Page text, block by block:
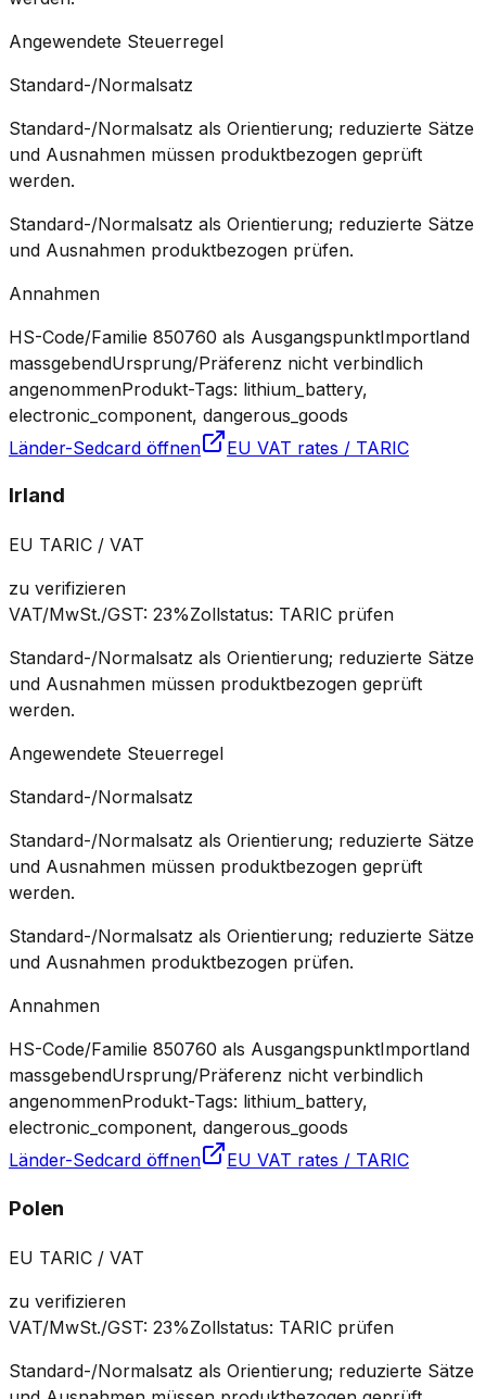
Angewendete Steuerregel
Standard-/Normalsatz
Standard-/Normalsatz als Orientierung; reduzierte Sätze
und Ausnahmen müssen produktbezogen geprüft
werden.
Standard-/Normalsatz als Orientierung; reduzierte Sätze
und Ausnahmen produktbezogen prüfen.
Annahmen
HS-Code/Familie 850760 als AusgangspunktImportland
massgebendUrsprung/Präferenz nicht verbindlich
angenommenProdukt-Tags: lithium_battery,
electronic_component, dangerous_goods
Länder-Sedcard öffnen
EU VAT rates / TARIC
Irland
EU TARIC / VAT
zu verifizieren
VAT/MwSt./GST: 23%Zollstatus: TARIC prüfen
Standard-/Normalsatz als Orientierung; reduzierte Sätze
und Ausnahmen müssen produktbezogen geprüft
werden.
Angewendete Steuerregel
Standard-/Normalsatz
Standard-/Normalsatz als Orientierung; reduzierte Sätze
und Ausnahmen müssen produktbezogen geprüft
werden.
Standard-/Normalsatz als Orientierung; reduzierte Sätze
und Ausnahmen produktbezogen prüfen.
Annahmen
HS-Code/Familie 850760 als AusgangspunktImportland
massgebendUrsprung/Präferenz nicht verbindlich
angenommenProdukt-Tags: lithium_battery,
electronic_component, dangerous_goods
Länder-Sedcard öffnen
EU VAT rates / TARIC
Polen
EU TARIC / VAT
zu verifizieren
VAT/MwSt./GST: 23%Zollstatus: TARIC prüfen
Standard-/Normalsatz als Orientierung; reduzierte Sätze